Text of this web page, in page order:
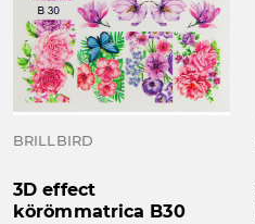
BRILLBIRD
3D effect
körömmatrica B30